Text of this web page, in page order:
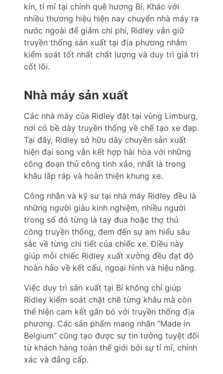
kín, tỉ mỉ tại chính quê hương Bỉ. Khác với
nhiều thương hiệu hiện nay chuyển nhà máy ra
nước ngoài để giảm chi phí, Ridley vẫn giữ
truyền thống sản xuất tại địa phương nhằm
kiểm soát tốt nhất chất lượng và duy trì giá trị
cốt lõi.
Nhà máy sản xuất
Các nhà máy của Ridley đặt tại vùng Limburg,
nơi có bề dày truyền thống về chế tạo xe đạp.
Tại đây, Ridley sở hữu dây chuyền sản xuất
hiện đại song vẫn kết hợp hài hòa với những
công đoạn thủ công tinh xảo, nhất là trong
khâu lắp ráp và hoàn thiện khung xe.
Công nhân và kỹ sư tại nhà máy Ridley đều là
những người giàu kinh nghiệm, nhiều người
trong số đó từng là tay đua hoặc thợ thủ
công truyền thống, đem đến sự am hiểu sâu
sắc về từng chi tiết của chiếc xe. Điều này
giúp mỗi chiếc Ridley xuất xưởng đều đạt độ
hoàn hảo về kết cấu, ngoại hình và hiệu năng.
Việc duy trì sản xuất tại Bỉ không chỉ giúp
Ridley kiểm soát chặt chẽ từng khâu mà còn
thể hiện cam kết gắn bó với truyền thống địa
phương. Các sản phẩm mang nhãn “Made in
Belgium” cũng tạo được sự tin tưởng tuyệt đối
từ khách hàng toàn thế giới bởi sự tỉ mỉ, chính
xác và đẳng cấp.